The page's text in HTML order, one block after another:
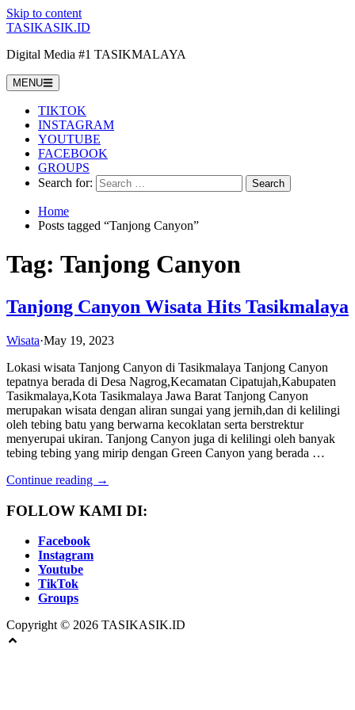
Skip to content
TASIKASIK.ID
Digital Media #1 TASIKMALAYA
MENU
TIKTOK
INSTAGRAM
YOUTUBE
FACEBOOK
GROUPS
Search for:
Home
Posts tagged “Tanjong Canyon”
Tag: Tanjong Canyon
Tanjong Canyon Wisata Hits Tasikmalaya
Wisata·May 19, 2023
Lokasi wisata Tanjong Canyon di Tasikmalaya Tanjong Canyon
tepatnya berada di Desa Nagrog,Kecamatan Cipatujah,Kabupaten
Tasikmalaya,Kota Tasikmalaya Jawa Barat Tanjong Canyon
merupakan wisata dengan aliran sungai yang jernih,dan di kelilingi
oleh tebing batu yang berwarna kecoklatan serta berstrektur
menyerupai ukiran. Tanjong Canyon juga di kelilingi oleh banyak
tebing tebing yang mirip dengan Green Canyon yang berada …
Continue reading →
FOLLOW KAMI DI:
Facebook
Instagram
Youtube
TikTok
Groups
Copyright © 2026 TASIKASIK.ID